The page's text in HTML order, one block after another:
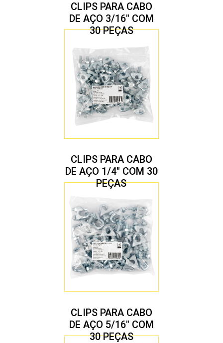
CLIPS PARA CABO
DE AÇO 3/16″ COM
30 PEÇAS
CLIPS PARA CABO
DE AÇO 1/4″ COM 30
PEÇAS
CLIPS PARA CABO
DE AÇO 5/16″ COM
30 PEÇAS